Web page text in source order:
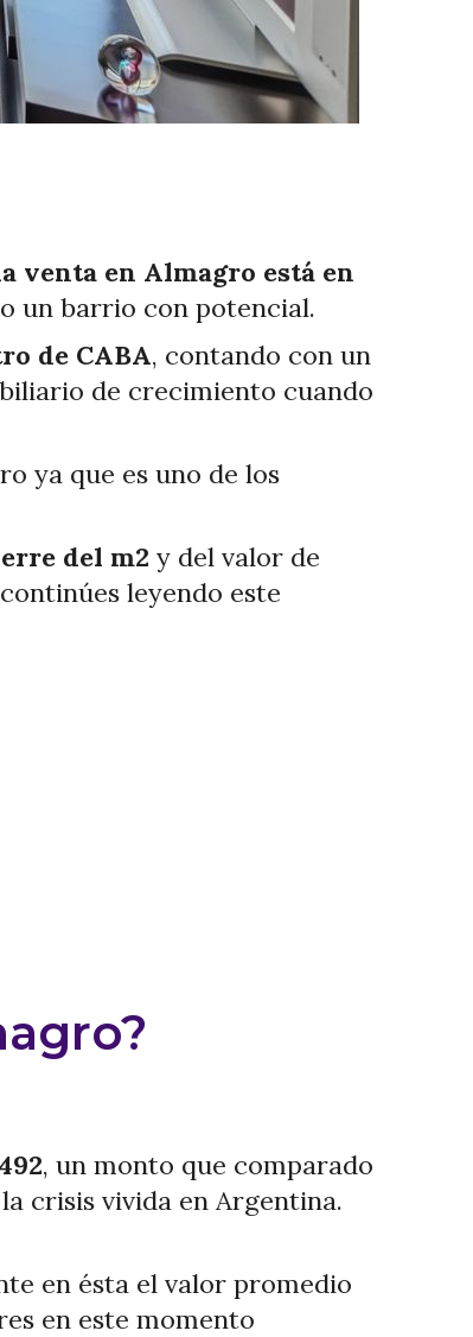
venta en Almagro está en
un barrio con potencial.
de CABA, contando con un
de crecimiento cuando
ya que es uno de los
del m2 y del valor de
leyendo este
, un monto que comparado
crisis vivida en Argentina.
en ésta el valor promedio
en este momento